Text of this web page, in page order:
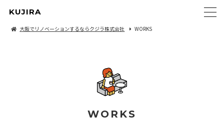
KUJIRA
大阪でリノベーションするならクジラ株式会社 WORKS
WORKS